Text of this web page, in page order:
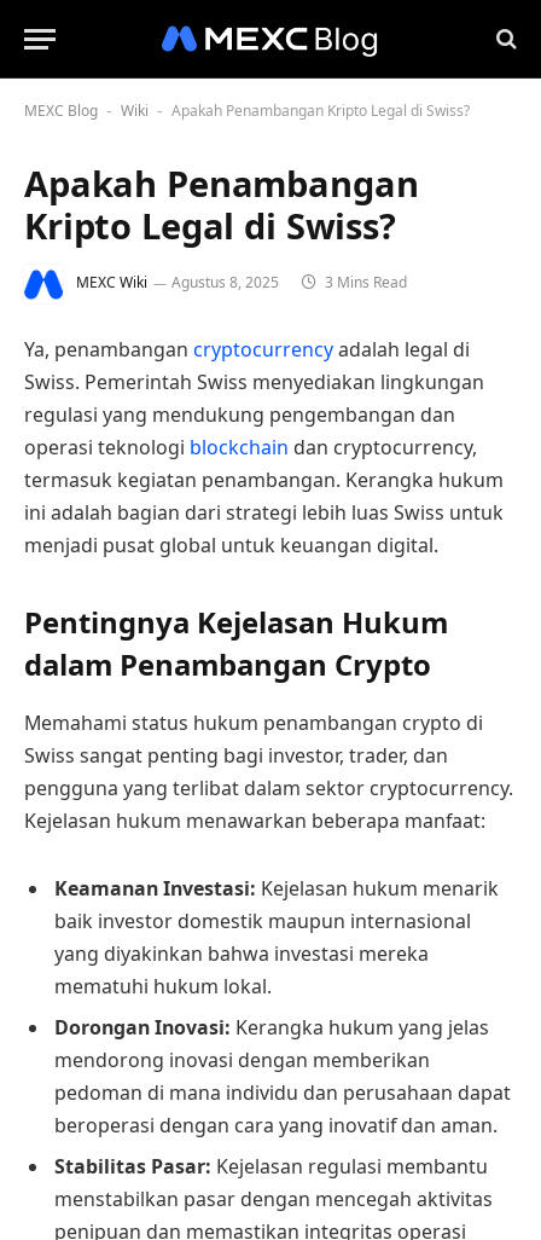
MEXC Blog - Wiki - Apakah Penambangan Kripto Legal di Swiss?
Apakah Penambangan
Kripto Legal di Swiss?
MEXC Wiki Agustus 8, 2025 3 Mins Read
Ya, penambangan cryptocurrencyadalah legal di
Swiss. Pemerintah Swiss menyediakan lingkungan
regulasi yang mendukung pengembangan dan
operasi teknologi blockchain dan cryptocurrency,
termasuk kegiatan penambangan. Kerangka hukum
ini adalah bagian dari strategi lebih luas Swiss untuk
menjadi pusat global untuk keuangan digital.
Pentingnya Kejelasan Hukum
dalam Penambangan Crypto
Memahami status hukum penambangan crypto di
Swiss sangat penting bagi investor, trader, dan
pengguna yang terlibat dalam sektor cryptocurrency.
Kejelasan hukum menawarkan beberapa manfaat:
Keamanan Investasi: Kejelasan hukum menarik
baik investor domestik maupun internasional
yang diyakinkan bahwa investasi mereka
mematuhi hukum lokal.
Dorongan Inovasi: Kerangka hukum yang jelas
mendorong inovasi dengan memberikan
pedoman di mana individu dan perusahaan dapat
beroperasi dengan cara yang inovatif dan aman.
Stabilitas Pasar: Kejelasan regulasi membantu
menstabilkan pasar dengan mencegah aktivitas
penipuan dan memastikan integritas operasi